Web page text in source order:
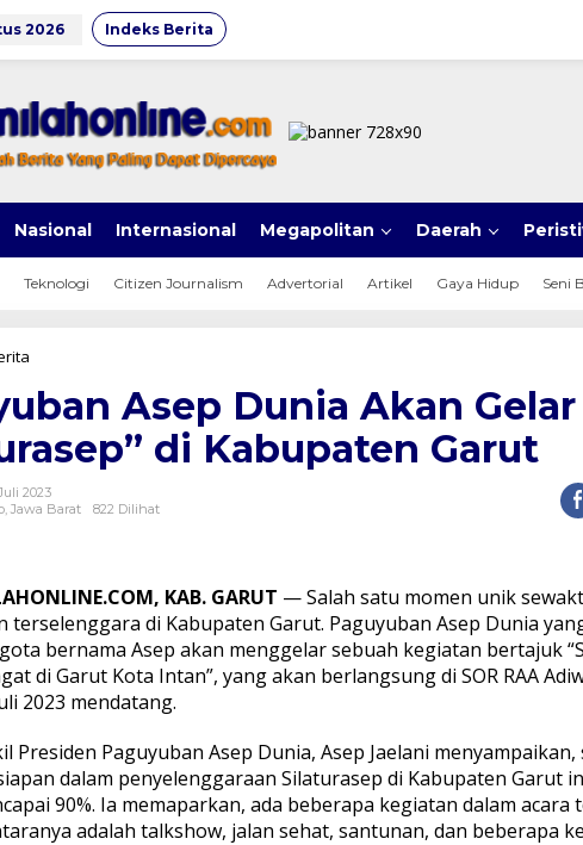
2026 Indeks Berita
Nasional Internasional Megapolitan Daerah
Teknologi Citizen Journalism Advertorial Artikel Gaya Hidup Seni
Dunia
Akan
Gelar
"Silaturasep"
di
Kabupaten
Asep Dunia Akan Gelar
di Kabupaten Garut
2023
, Jawa Barat 822 Dilihat
KAB. GARUT — Salah satu momen unik
terselenggara di Kabupaten Garut. Paguyuban Asep Dunia
bernama Asep akan menggelar sebuah kegiatan bertajuk
di Garut Kota Intan”, yang akan berlangsung di SOR RAA
2023 mendatang.
Presiden Paguyuban Asep Dunia, Asep Jaelani
dalam penyelenggaraan Silaturasep di Kabupaten Garut
90%. Ia memaparkan, ada beberapa kegiatan dalam acara
adalah talkshow, jalan sehat, santunan, dan beberapa